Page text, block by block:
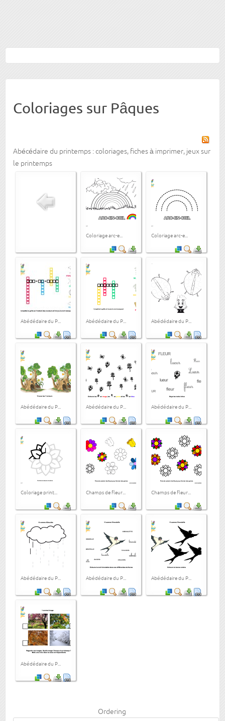
Coloriages sur Pâques
Abécédaire du printemps : coloriages, fiches à imprimer, jeux sur
le printemps
Coloriage arc-e... Coloriage arc-e...
Abédédaire du P... Abédédaire du P... Abédédaire du P...
Abédédaire du P... Abédédaire du P... Abédédaire du P...
Coloriage print... Champs de fleur... Champs de fleur...
Abédédaire du P... Abédédaire du P... Abédédaire du P...
Abédédaire du P...
Ordering